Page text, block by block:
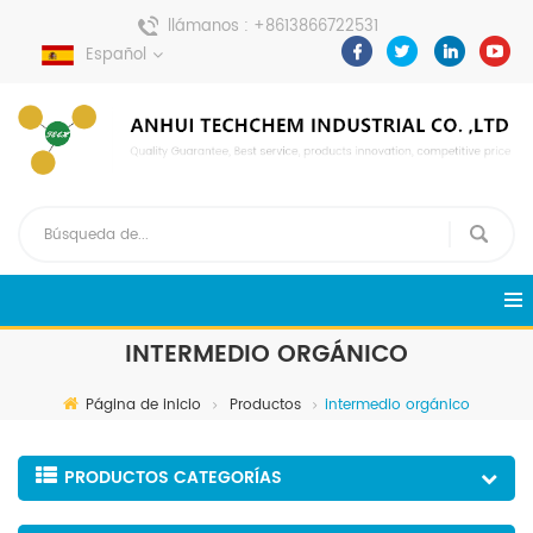
llámanos : +8613866722531
enviar un mensaje :
pweiping@techemi.com
Español
INTERMEDIO ORGÁNICO
Página de inicio Productos intermedio orgánico
PRODUCTOS CATEGORÍAS